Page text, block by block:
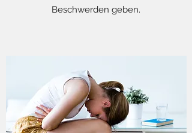
Beschwerden geben.